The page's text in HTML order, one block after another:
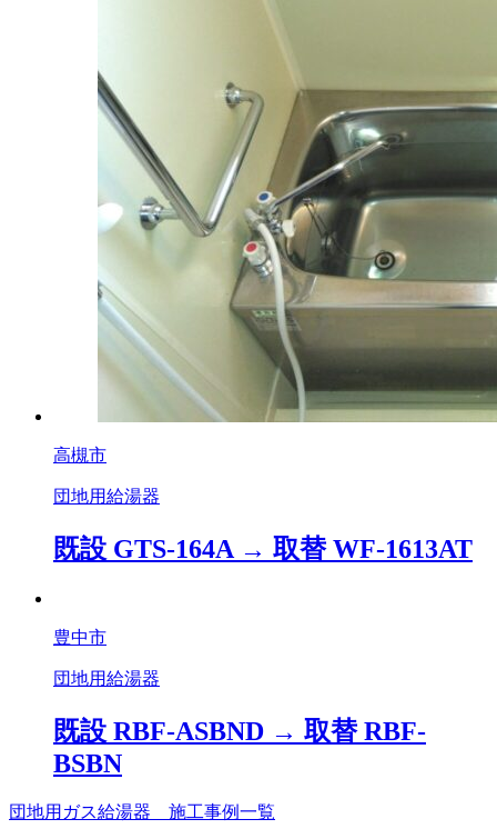
高槻市
団地用給湯器
既設 GTS-164A → 取替 WF-1613AT
豊中市
団地用給湯器
既設 RBF-ASBND → 取替 RBF-
BSBN
団地用ガス給湯器 施工事例一覧